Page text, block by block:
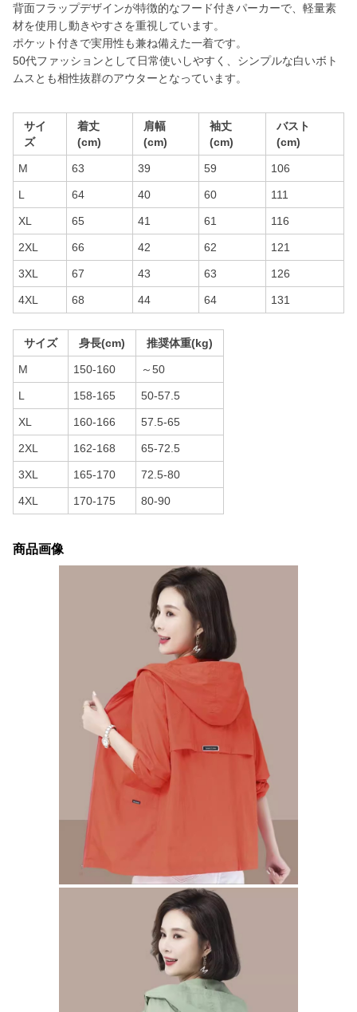
背面フラップデザインが特徴的なフード付きパーカーで、軽量素
材を使用し動きやすさを重視しています。
ポケット付きで実用性も兼ね備えた一着です。
50代ファッションとして日常使いしやすく、シンプルな白いボト
ムスとも相性抜群のアウターとなっています。
サイ
ズ
着丈
(cm)
肩幅
(cm)
袖丈
(cm)
バスト
(cm)
M 63 39 59 106
L 64 40 60 111
XL 65 41 61 116
2XL 66 42 62 121
3XL 67 43 63 126
4XL 68 44 64 131
サイズ 身長(cm) 推奨体重(kg)
M 150-160 ～50
L 158-165 50-57.5
XL 160-166 57.5-65
2XL 162-168 65-72.5
3XL 165-170 72.5-80
4XL 170-175 80-90
商品画像